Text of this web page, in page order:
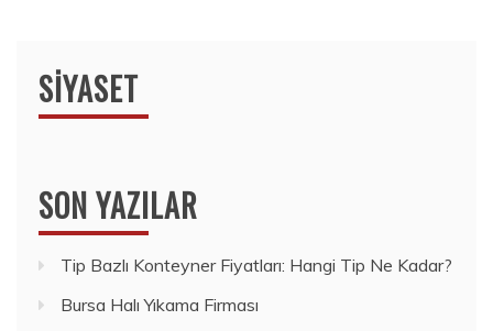
SIYASET
SON YAZILAR
Tip Bazlı Konteyner Fiyatları: Hangi Tip Ne Kadar?
Bursa Halı Yıkama Firması